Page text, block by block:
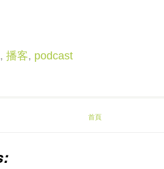
, 播客, podcast
首頁